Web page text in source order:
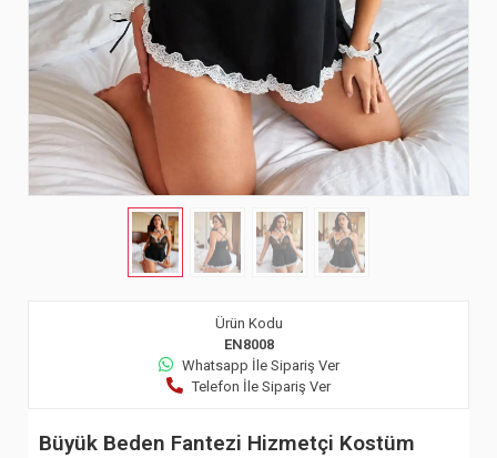
Ürün Kodu
EN8008
Whatsapp İle Sipariş Ver
Telefon İle Sipariş Ver
Büyük Beden Fantezi Hizmetçi Kostüm